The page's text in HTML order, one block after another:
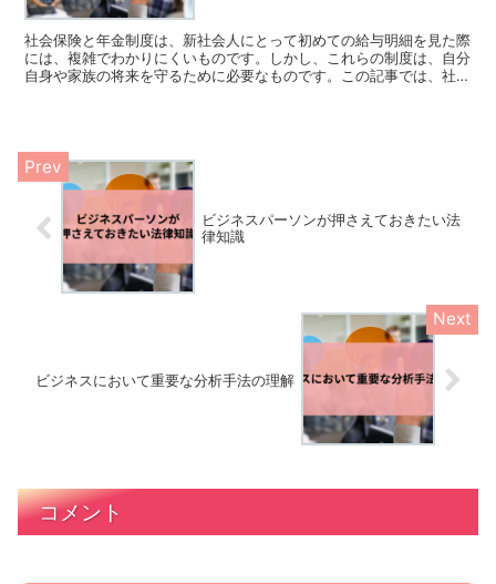
社会保険と年金制度は、新社会人にとって初めての給与明細を見た際
には、複雑でわかりにくいものです。しかし、これらの制度は、自分
自身や家族の将来を守るために必要なものです。この記事では、社会
ビジネスパーソンが押さえておきたい法
律知識
ビジネスにおいて重要な分析手法の理解
コメント